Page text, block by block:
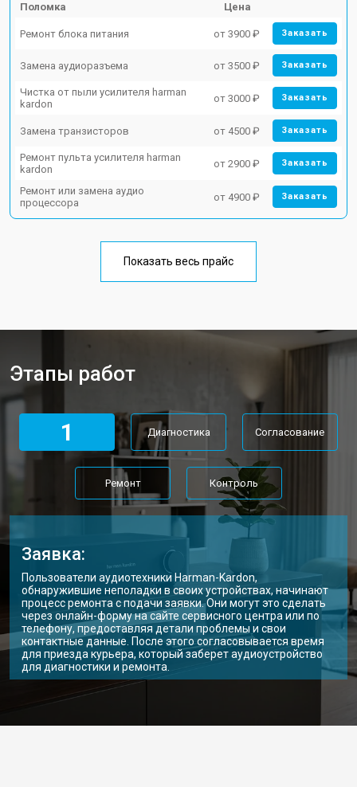
Поломка Цена
Ремонт блока питания от 3900 ₽ Заказать
Замена аудиоразъема от 3500 ₽ Заказать
Чистка от пыли усилителя harman
kardon
от 3000 ₽ Заказать
Замена транзисторов от 4500 ₽ Заказать
Ремонт пульта усилителя harman
kardon
от 2900 ₽ Заказать
Ремонт или замена аудио
процессора
от 4900 ₽ Заказать
Показать весь прайс
Этапы работ
1 Диагностика Согласование
Ремонт Контроль
Заявка:
Пользователи аудиотехники Harman-Kardon,
обнаружившие неполадки в своих устройствах, начинают
процесс ремонта с подачи заявки. Они могут это сделать
через онлайн-форму на сайте сервисного центра или по
телефону, предоставляя детали проблемы и свои
контактные данные. После этого согласовывается время
для приезда курьера, который заберет аудиоустройство
для диагностики и ремонта.